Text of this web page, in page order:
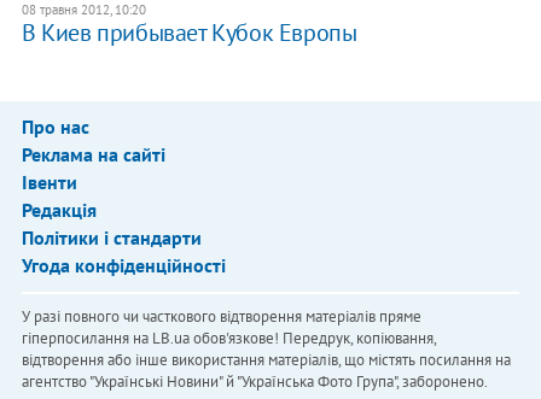
08 травня 2012, 10:20
В Киев прибывает Кубок Европы
Про нас
Реклама на сайті
Івенти
Редакція
Політики і стандарти
Угода конфіденційності
У разі повного чи часткового відтворення матеріалів пряме
гіперпосилання на LB.ua обов'язкове! Передрук, копіювання,
відтворення або інше використання матеріалів, що містять посилання на
агентство "Українськi Новини" й "Українська Фото Група", заборонено.